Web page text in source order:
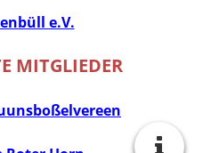
e.V.
MITGLIEDER